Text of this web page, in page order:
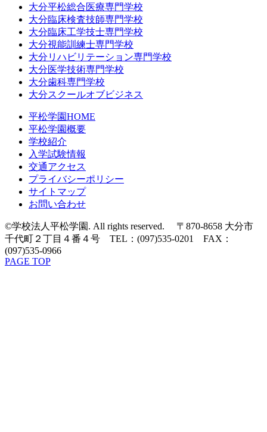
大分平松総合医療専門学校
大分臨床検査技師専門学校
大分臨床工学技士専門学校
大分視能訓練士専門学校
大分リハビリテーション専門学校
大分医学技術専門学校
大分歯科専門学校
大分スクールオブビジネス
平松学園HOME
平松学園概要
学校紹介
入学試験情報
交通アクセス
プライバシーポリシー
サイトマップ
お問い合わせ
©学校法人平松学園. All rights reserved. 〒870-8658 大分市
千代町２丁目４番４号 TEL：(097)535-0201 FAX：
(097)535-0966
PAGE TOP